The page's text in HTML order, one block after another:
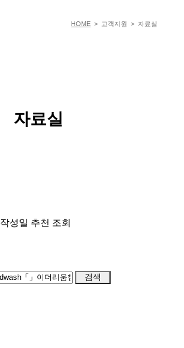
HOME > 고객지원 > 자료실
자료실
작성일 추천 조회
검색